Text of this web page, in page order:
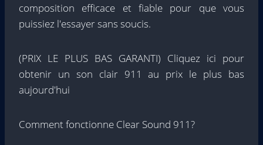
composition efficace et fiable pour que vous
puissiez l'essayer sans soucis.
(PRIX LE PLUS BAS GARANTI) Cliquez ici pour
obtenir un son clair 911 au prix le plus bas
aujourd'hui
Comment fonctionne Clear Sound 911?